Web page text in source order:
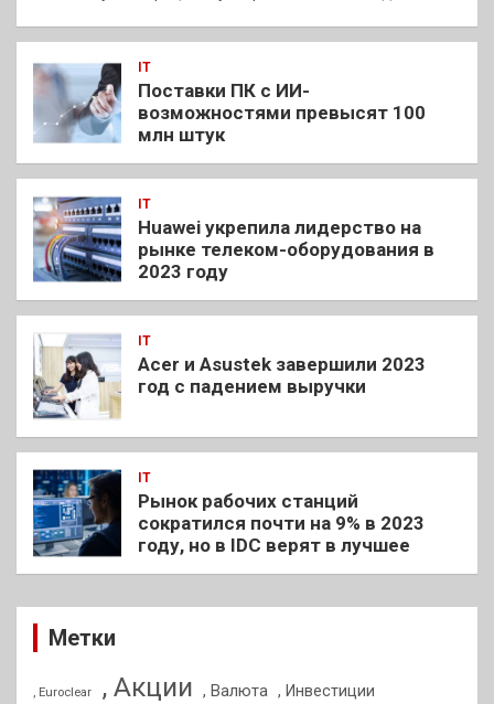
IT
Поставки ПК с ИИ-
возможностями превысят 100
млн штук
IT
Huawei укрепила лидерство на
рынке телеком-оборудования в
2023 году
IT
Acer и Asustek завершили 2023
год с падением выручки
IT
Рынок рабочих станций
сократился почти на 9% в 2023
году, но в IDC верят в лучшее
Метки
, Euroclear , Акции , Валюта
, Инвестиции